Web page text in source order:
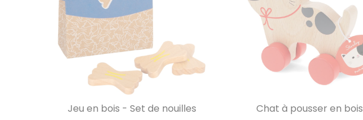
Jeu en bois - Set de nouilles Chat à pousser en bois